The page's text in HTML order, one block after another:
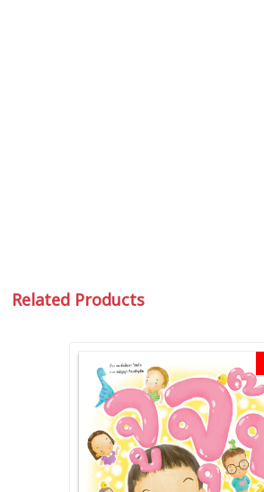
Related Products